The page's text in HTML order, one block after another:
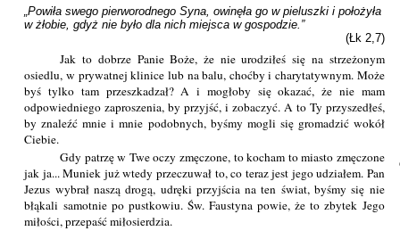
„Powiła swego pierworodnego Syna, owinęła go w pieluszki i położyła
w żłobie, gdyż nie było dla nich miejsca w gospodzie.”
(Łk 2,7)
Jak to dobrze Panie Boże, że nie urodziłeś się na strzeżonym
osiedlu, w prywatnej klinice lub na balu, choćby i charytatywnym. Może
byś tylko tam przeszkadzał? A i mogłoby się okazać, że nie mam
odpowiedniego zaproszenia, by przyjść, i zobaczyć. A to Ty przyszedłeś,
by znaleźć mnie i mnie podobnych, byśmy mogli się gromadzić wokół
Ciebie.
Gdy patrzę w Twe oczy zmęczone, to kocham to miasto zmęczone
jak ja... Muniek już wtedy przeczuwał to, co teraz jest jego udziałem. Pan
Jezus wybrał naszą drogą, udręki przyjścia na ten świat, byśmy się nie
błąkali samotnie po pustkowiu. Św. Faustyna powie, że to zbytek Jego
miłości, przepaść miłosierdzia.